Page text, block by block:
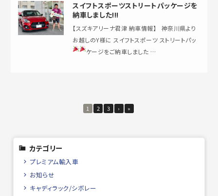
スイフトスポーツストリートパッケージを
納車しました!!!
【スズキアリーナ君津 納車情報】 神奈川県より
お越しのY様に スイフトスポーツ ストリートパッ
ケージをご納車しました …
1 2 3 › »
カテゴリー
プレミアム輸入車
お知らせ
キャディラック/シボレー